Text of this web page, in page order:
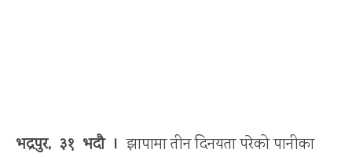
भद्रपुर, ३१ भदौ । झापामा तीन दिनयता परेको पानीका